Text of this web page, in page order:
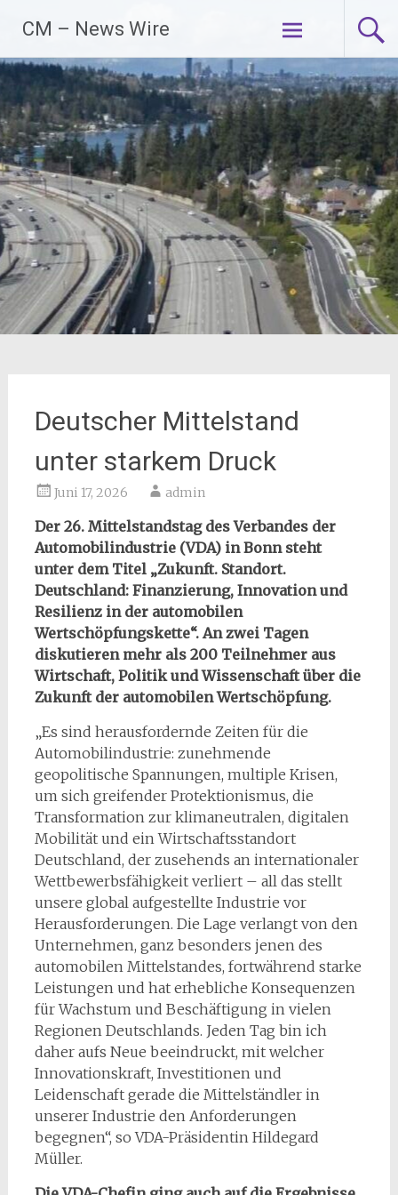
Inhalt
springen
CM – News Wire
Deutscher Mittelstand
unter starkem Druck
Juni 17, 2026 admin
Der 26. Mittelstandstag des Verbandes der
Automobilindustrie (VDA) in Bonn steht
unter dem Titel „Zukunft. Standort.
Deutschland: Finanzierung, Innovation und
Resilienz in der automobilen
Wertschöpfungskette“. An zwei Tagen
diskutieren mehr als 200 Teilnehmer aus
Wirtschaft, Politik und Wissenschaft über die
Zukunft der automobilen Wertschöpfung.
„Es sind herausfordernde Zeiten für die
Automobilindustrie: zunehmende
geopolitische Spannungen, multiple Krisen,
um sich greifender Protektionismus, die
Transformation zur klimaneutralen, digitalen
Mobilität und ein Wirtschaftsstandort
Deutschland, der zusehends an internationaler
Wettbewerbsfähigkeit verliert – all das stellt
unsere global aufgestellte Industrie vor
Herausforderungen. Die Lage verlangt von den
Unternehmen, ganz besonders jenen des
automobilen Mittelstandes, fortwährend starke
Leistungen und hat erhebliche Konsequenzen
für Wachstum und Beschäftigung in vielen
Regionen Deutschlands. Jeden Tag bin ich
daher aufs Neue beeindruckt, mit welcher
Innovationskraft, Investitionen und
Leidenschaft gerade die Mittelständler in
unserer Industrie den Anforderungen
begegnen“, so VDA-Präsidentin Hildegard
Müller.